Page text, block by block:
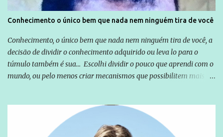
Conhecimento o único bem que nada nem ninguém tira de você
Conhecimento, o único bem que nada nem ninguém tira de você, a
decisão de dividir o conhecimento adquirido ou leva lo para o
túmulo também é sua... Escolhi dividir o pouco que aprendi com o
mundo, ou pelo menos criar mecanismos que possibilitem mais e
empreendedor da comunicação, que além de informação
cotidiana, corriqueira e cada vez mais preocupantes, do tipo que